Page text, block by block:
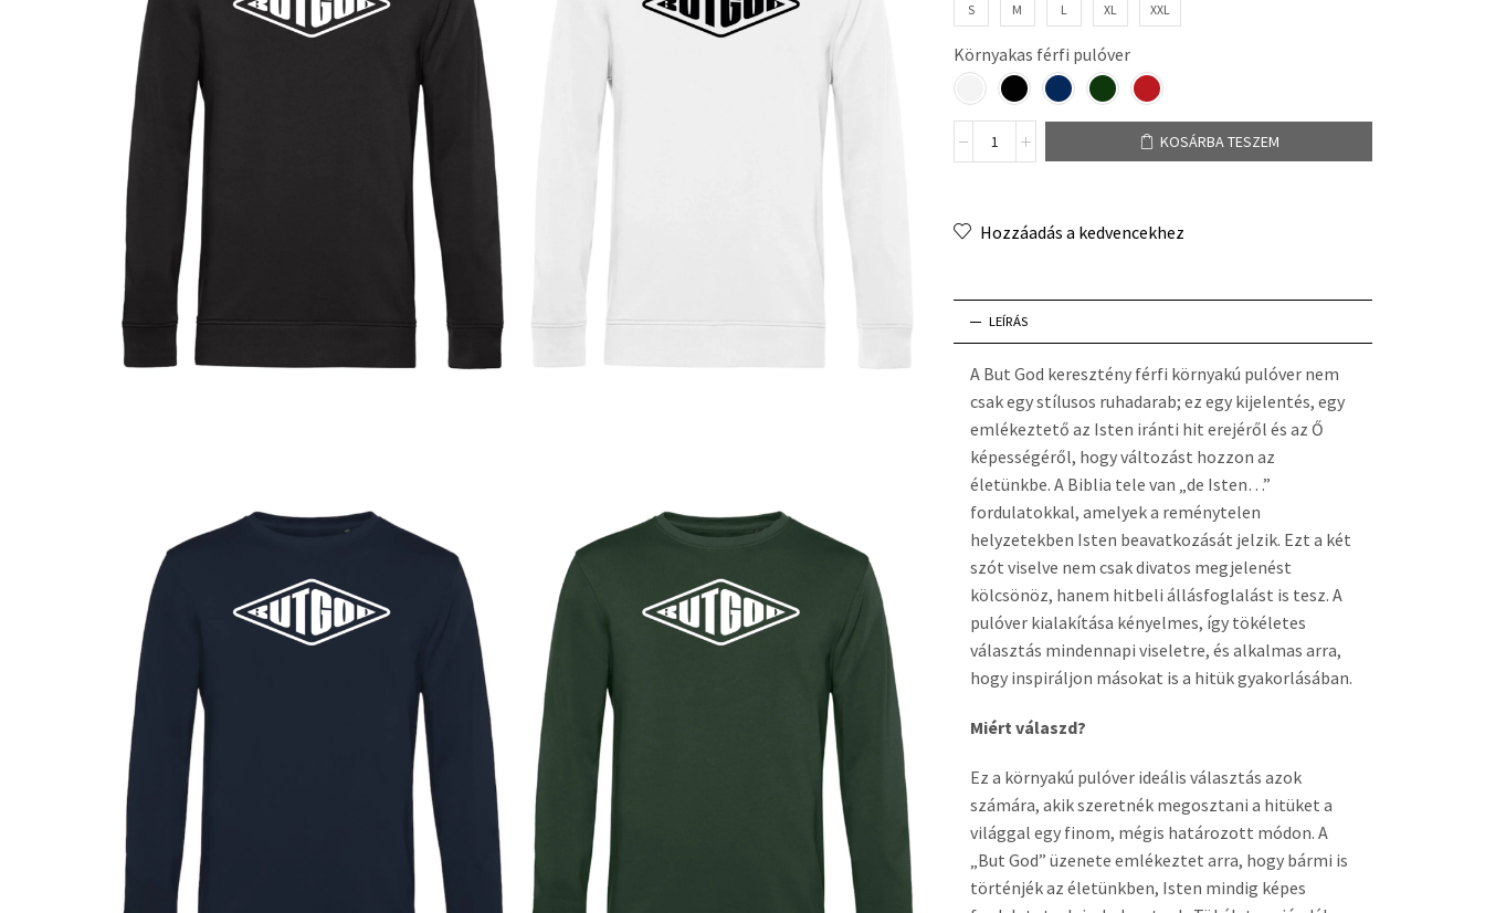
S M L XL XXL
Környakas férfi pulóver
KOSÁRBA TESZEM
Hozzáadás a kedvencekhez
LEÍRÁS
A But God keresztény férfi környakú pulóver nem
csak egy stílusos ruhadarab; ez egy kijelentés, egy
emlékeztető az Isten iránti hit erejéről és az Ő
képességéről, hogy változást hozzon az
életünkbe. A Biblia tele van „de Isten…”
fordulatokkal, amelyek a reménytelen
helyzetekben Isten beavatkozását jelzik. Ezt a két
szót viselve nem csak divatos megjelenést
kölcsönöz, hanem hitbeli állásfoglalást is tesz. A
pulóver kialakítása kényelmes, így tökéletes
választás mindennapi viseletre, és alkalmas arra,
hogy inspiráljon másokat is a hitük gyakorlásában.
Miért válaszd?
Ez a környakú pulóver ideális választás azok
számára, akik szeretnék megosztani a hitüket a
világgal egy finom, mégis határozott módon. A
„But God” üzenete emlékeztet arra, hogy bármi is
történjék az életünkben, Isten mindig képes